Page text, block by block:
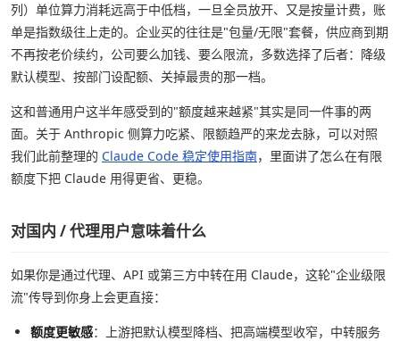
列）单位算力消耗远高于中低档，一旦全员放开、又是按量计费，账
单是指数级往上走的。企业买的往往是"包量/无限"套餐，供应商到期
不再按老价续约，公司要么加钱、要么限流，多数选择了后者：降级
默认模型、按部门设配额、关掉最贵的那一档。
这和普通用户这半年感受到的"额度越来越紧"其实是同一件事的两
面。关于 Anthropic 侧算力吃紧、限额趋严的来龙去脉，可以对照
我们此前整理的 Claude Code 稳定使用指南，里面讲了怎么在有限
额度下把 Claude 用得更省、更稳。
对国内 / 代理用户意味着什么
如果你是通过代理、API 或第三方中转在用 Claude，这轮"企业级限
流"传导到你身上会更直接：
额度更敏感：上游把默认模型降档、把高端模型收窄，中转服务